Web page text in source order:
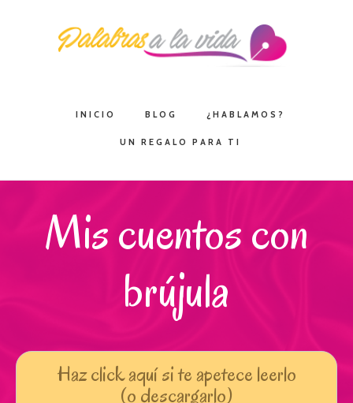
contenido
INICIO BLOG ¿HABLAMOS?
UN REGALO PARA TI
Mis cuentos con
brújula
Haz click aquí si te apetece leerlo
(o descargarlo)